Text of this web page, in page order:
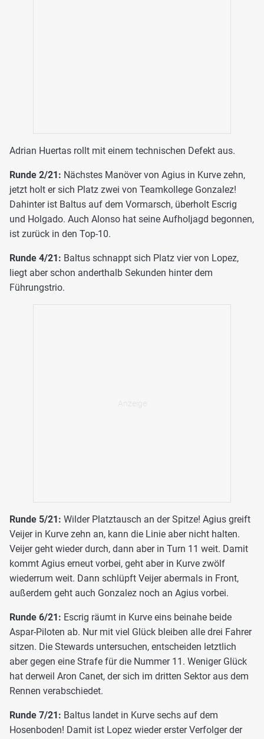
Adrian Huertas rollt mit einem technischen Defekt aus.
Runde 2/21: Nächstes Manöver von Agius in Kurve zehn,
jetzt holt er sich Platz zwei von Teamkollege Gonzalez!
Dahinter ist Baltus auf dem Vormarsch, überholt Escrig
und Holgado. Auch Alonso hat seine Aufholjagd begonnen,
ist zurück in den Top-10.
Runde 4/21: Baltus schnappt sich Platz vier von Lopez,
liegt aber schon anderthalb Sekunden hinter dem
Führungstrio.
Runde 5/21: Wilder Platztausch an der Spitze! Agius greift
Veijer in Kurve zehn an, kann die Linie aber nicht halten.
Veijer geht wieder durch, dann aber in Turn 11 weit. Damit
kommt Agius erneut vorbei, geht aber in Kurve zwölf
wiederrum weit. Dann schlüpft Veijer abermals in Front,
außerdem geht auch Gonzalez noch an Agius vorbei.
Runde 6/21: Escrig räumt in Kurve eins beinahe beide
Aspar-Piloten ab. Nur mit viel Glück bleiben alle drei Fahrer
sitzen. Die Stewards untersuchen, entscheiden letztlich
aber gegen eine Strafe für die Nummer 11. Weniger Glück
hat derweil Aron Canet, der sich im dritten Sektor aus dem
Rennen verabschiedet.
Runde 7/21: Baltus landet in Kurve sechs auf dem
Hosenboden! Damit ist Lopez wieder erster Verfolger der